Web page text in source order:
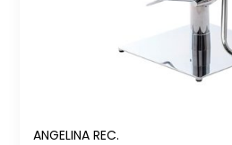
ANGELINA REC.